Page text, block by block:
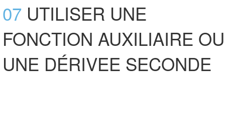
07 UTILISER UNE
FONCTION AUXILIAIRE OU
UNE DÉRIVEE SECONDE